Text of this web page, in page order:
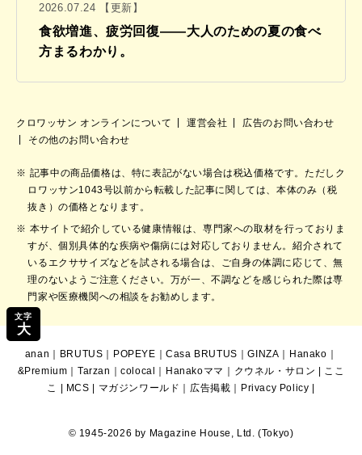
文字
大
2026.07.24 【更新】
食欲増進、疲労回復——大人のための夏の食べ
方まるわかり。
クロワッサン オンラインについて 運営会社
広告のお問い合わせ
その他のお問い合わせ
記事中の商品価格は、特に表記がない場合は税込価格です。ただしク
ロワッサン1043号以前から転載した記事に関しては、本体のみ（税
抜き）の価格となります。
本サイトで紹介している健康情報は、専門家への取材を行っておりま
すが、個別具体的な疾病や傷病には対応しておりません。紹介されて
いるエクササイズなどを試される場合は、ご自身の体調に応じて、無
理のないようご注意ください。万が一、不調などを感じられた際は専
門家や医療機関への相談をお勧めします。
anan ｜ BRUTUS ｜ POPEYE ｜Casa BRUTUS ｜GINZA ｜ Hanako ｜
&Premium ｜Tarzan ｜colocal ｜ Hanakoママ ｜ クウネル・サロン | ここ
こ | MCS | マガジンワールド ｜ 広告掲載 ｜ Privacy Policy |
© 1945-2026 by Magazine House, Ltd. (Tokyo)